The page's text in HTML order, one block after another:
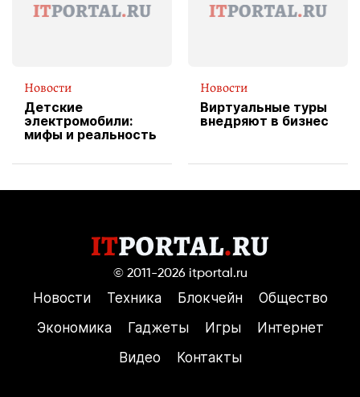
Новости
Детские
электромобили:
мифы и реальность
Новости
Виртуальные туры
внедряют в бизнес
© 2011-2026 itportal.ru
Новости Техника Блокчейн
Общество
Экономика
Гаджеты Игры
Интернет
Видео
Контакты